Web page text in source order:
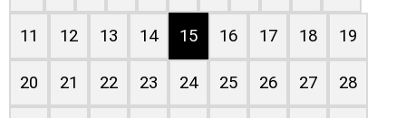
11 12 13 14 15 16 17 18 19
20 21 22 23 24 25 26 27 28